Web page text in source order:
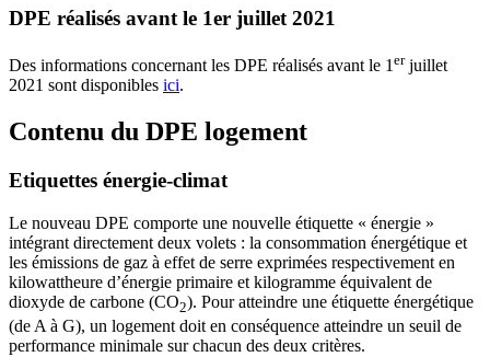
DPE réalisés avant le 1er juillet 2021
Des informations concernant les DPE réalisés avant le 1erjuillet
2021 sont disponibles ici.
Contenu du DPE logement
Etiquettes énergie-climat
Le nouveau DPE comporte une nouvelle étiquette « énergie »
intégrant directement deux volets : la consommation énergétique et
les émissions de gaz à effet de serre exprimées respectivement en
kilowattheure d’énergie primaire et kilogramme équivalent de
dioxyde de carbone (CO2). Pour atteindre une étiquette énergétique
(de A à G), un logement doit en conséquence atteindre un seuil de
performance minimale sur chacun des deux critères.